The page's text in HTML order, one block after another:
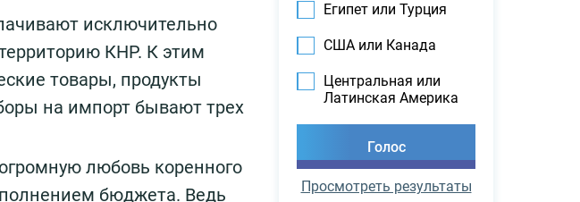
исключительно
КНР. К этим
товары, продукты
на импорт бывают трех
любовь коренного
бюджета. Ведь
Египет или Турция
США или Канада
Центральная или
Латинская Америка
Просмотреть результаты